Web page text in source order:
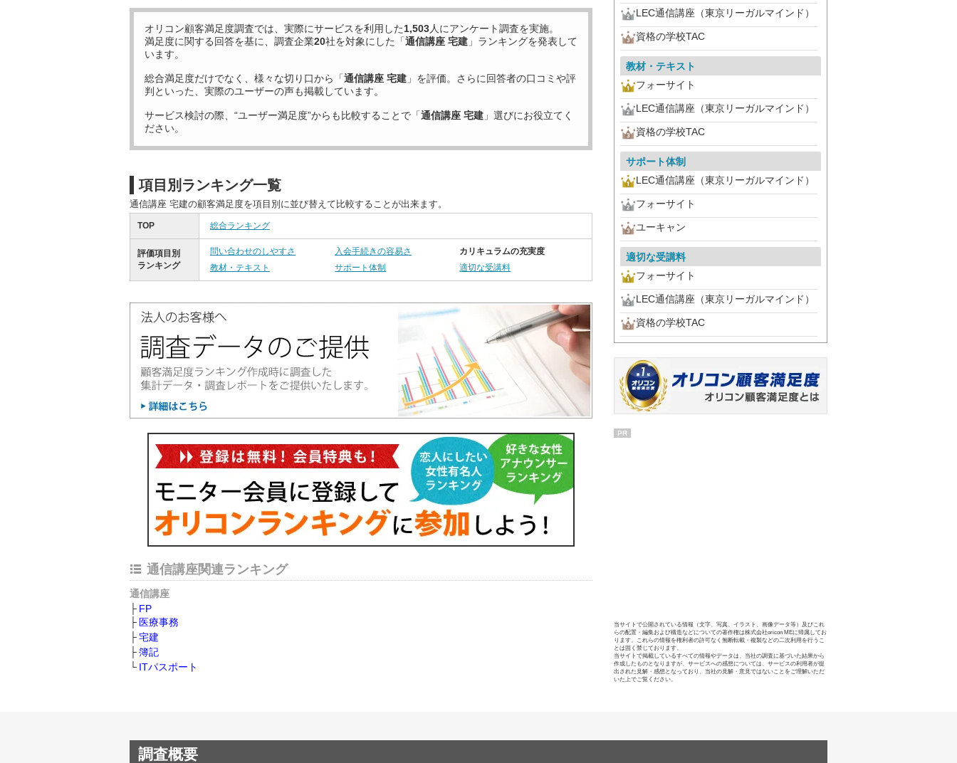
オリコン顧客満足度調査では、実際にサービスを利用した1,503人にアンケート調査を実施。
満足度に関する回答を基に、調査企業20社を対象にした「通信講座 宅建 」ランキングを発表して
います。
総合満足度だけでなく、様々な切り口から「通信講座 宅建 」を評価。さらに回答者の口コミや評
判といった、実際のユーザーの声も掲載しています。
サービス検討の際、“ユーザー満足度”からも比較することで「通信講座 宅建 」選びにお役立てく
ださい。
項目別ランキング一覧
通信講座 宅建の顧客満足度を項目別に並び替えて比較することが出来ます。
TOP 総合ランキング
評価項目別
ランキング
問い合わせのしやすさ 入会手続きの容易さ
カリキュラムの充実度
教材・テキスト
サポート体制 適切な受講料
通信講座関連ランキング
通信講座
FP
医療事務
宅建
簿記
ITパスポート
LEC通信講座（東京リーガルマインド）
資格の学校TAC
教材・テキスト
フォーサイト
LEC通信講座（東京リーガルマインド）
資格の学校TAC
サポート体制
LEC通信講座（東京リーガルマインド）
フォーサイト
ユーキャン
適切な受講料
フォーサイト
LEC通信講座（東京リーガルマインド）
資格の学校TAC
PR
当サイトで公開されている情報（文字、写真、イラスト、画像データ等）及びこれ
らの配置・編集および構造などについての著作権は株式会社oricon MEに帰属してお
ります。これらの情報を権利者の許可なく無断転載・複製などの二次利用を行うこ
とは固く禁じております。
当サイトで掲載しているすべての情報やデータは、当社の調査に基づいた結果から
作成したものとなりますが、サービスへの感想については、サービスの利用者が提
出された見解・感想となっており、当社の見解・意見ではないことをご理解いただ
いた上でご覧ください。
調査概要